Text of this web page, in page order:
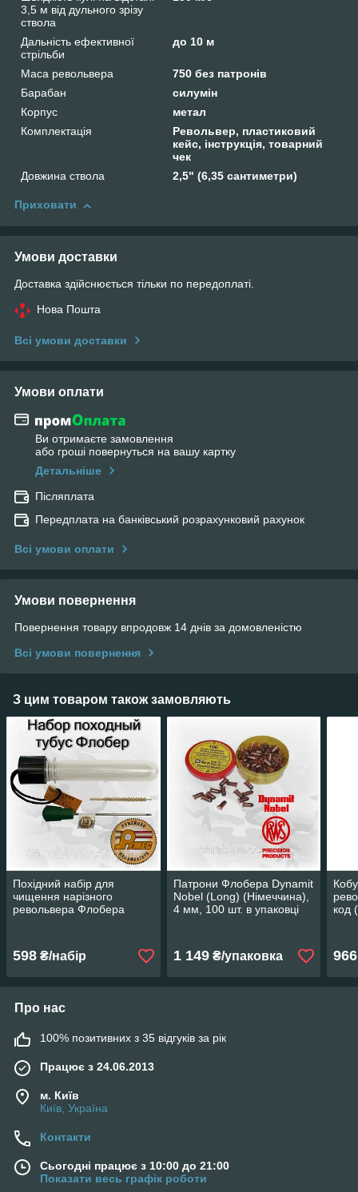
3,5 м від дульного зрізу
ствола
Дальність ефективної
стрільби
до 10 м
Маса револьвера
750 без патронів
Барабан
силумін
Корпус
метал
Комплектація
Револьвер, пластиковий
кейс, інструкція, товарний
чек
Довжина ствола
2,5" (6,35 сантиметри)
Приховати
Умови доставки
Доставка здійснюється тільки по передоплаті.
Нова Пошта
Всі умови доставки
Умови оплати
Ви отримаєте замовлення
або гроші повернуться на вашу картку
Детальніше
Післяплата
Передплата на банківський розрахунковий рахунок
Всі умови оплати
Умови повернення
Повернення товару впродовж 14 днів за домовленістю
Всі умови повернення
З цим товаром також замовляють
Похідний набір для
чищення нарізного
револьвера Флобера
598 ₴/набір
Патрони Флобера Dynamit
Nobel (Long) (Німеччина),
4 мм, 100 шт. в упаковці
1 149₴/упаковка
код
966
Про нас
100% позитивних з 35 відгуків за рік
Працює з 24.06.2013
м. Київ
Київ, Україна
Контакти
Сьогодні працює з 10:00 до 21:00
Показати весь графік роботи